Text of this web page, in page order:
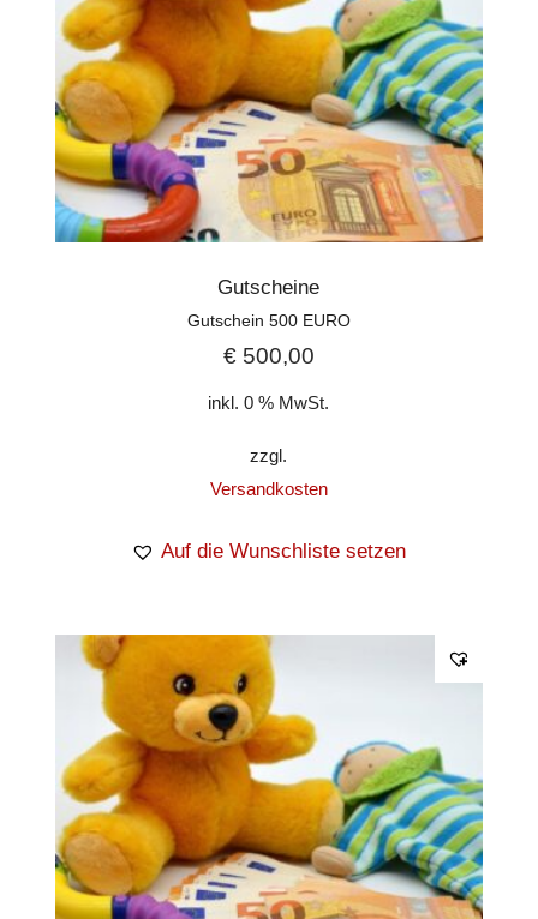
Gutscheine
Gutschein 500 EURO
€500,00
inkl. 0 % MwSt.
zzgl.
Versandkosten
Auf die Wunschliste setzen